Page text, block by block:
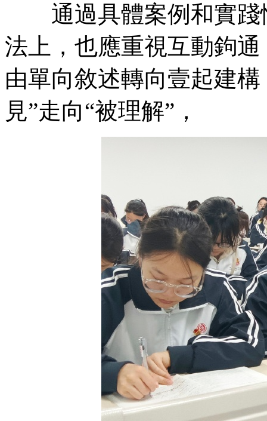
通過具體案例和實踐情
法上，也應重視互動鉤
由單向敘述轉向壹起建構
見”走向“被理解”，